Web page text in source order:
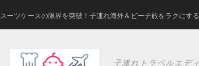
スーツケースの限界を突破！子連れ海外＆ビーチ旅をラクにす
子連れトラベルエデ